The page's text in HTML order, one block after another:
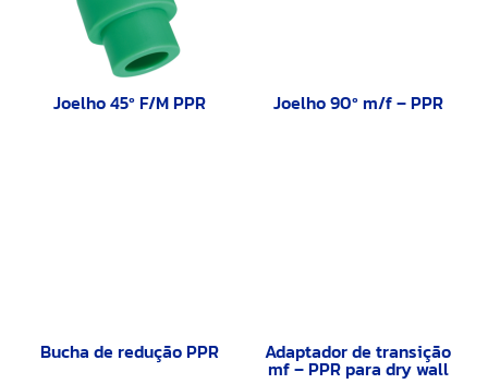
Joelho 45º F/M PPR Joelho 90º m/f – PPR
Bucha de redução PPR Adaptador de transição
mf – PPR para dry wall